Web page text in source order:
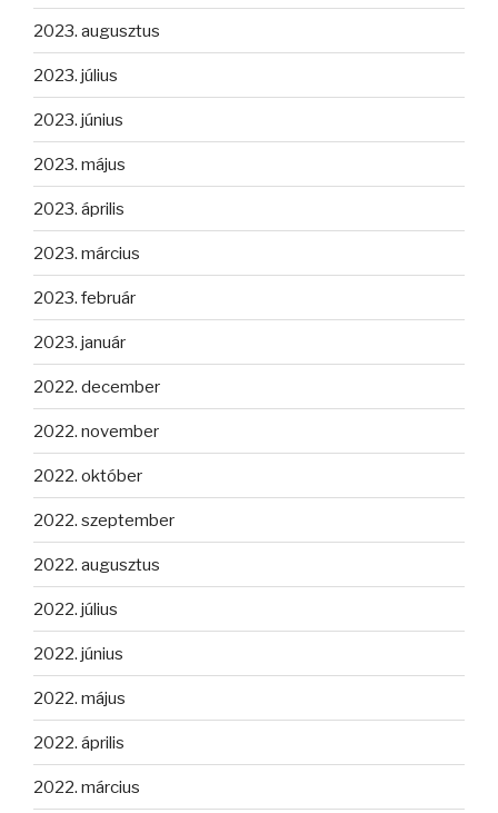
2023. augusztus
2023. július
2023. június
2023. május
2023. április
2023. március
2023. február
2023. január
2022. december
2022. november
2022. október
2022. szeptember
2022. augusztus
2022. július
2022. június
2022. május
2022. április
2022. március